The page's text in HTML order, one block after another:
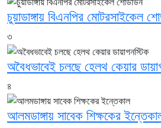
চুয়াডাঙ্গায় বিএনপির মোটরসাইকেল
৩
অবৈধভাবেই চলছে হেলথ কেয়ার
৪
আলমডাঙ্গায় সাবেক শিক্ষকের